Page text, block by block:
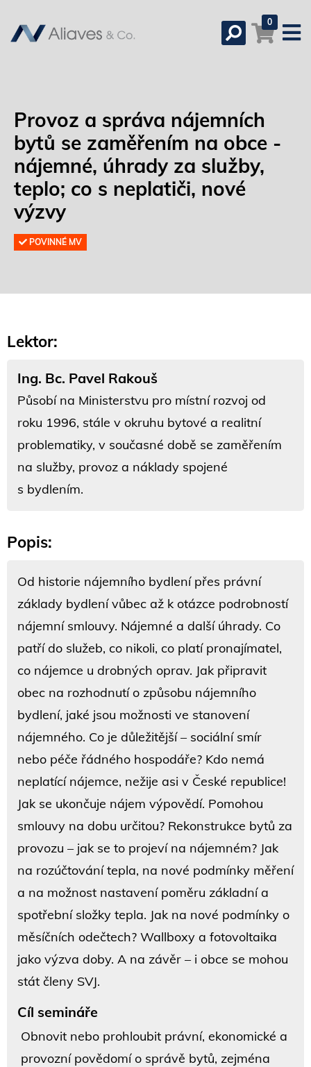
0
Provoz a správa nájemních
bytů se zaměřením na obce -
nájemné, úhrady za služby,
teplo; co s neplatiči, nové
výzvy
POVINNÉ MV
Lektor:
Ing. Bc. Pavel Rakouš
Působí na Ministerstvu pro místní rozvoj od
roku 1996, stále v okruhu bytové a realitní
problematiky, v současné době se zaměřením
na služby, provoz a náklady spojené
s bydlením.
Popis:
Od historie nájemního bydlení přes právní
základy bydlení vůbec až k otázce podrobností
nájemní smlouvy. Nájemné a další úhrady. Co
patří do služeb, co nikoli, co platí pronajímatel,
co nájemce u drobných oprav. Jak připravit
obec na rozhodnutí o způsobu nájemního
bydlení, jaké jsou možnosti ve stanovení
nájemného. Co je důležitější – sociální smír
nebo péče řádného hospodáře? Kdo nemá
neplatící nájemce, nežije asi v České republice!
Jak se ukončuje nájem výpovědí. Pomohou
smlouvy na dobu určitou? Rekonstrukce bytů za
provozu – jak se to projeví na nájemném? Jak
na rozúčtování tepla, na nové podmínky měření
a na možnost nastavení poměru základní a
spotřební složky tepla. Jak na nové podmínky o
měsíčních odečtech? Wallboxy a fotovoltaika
jako výzva doby. A na závěr – i obce se mohou
stát členy SVJ.
Cíl semináře
Obnovit nebo prohloubit právní, ekonomické a
provozní povědomí o správě bytů, zejména